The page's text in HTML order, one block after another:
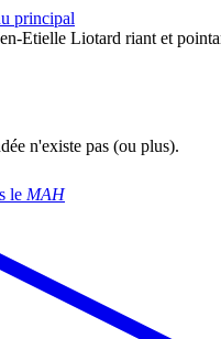
principal
n'existe pas (ou plus).
le MAH